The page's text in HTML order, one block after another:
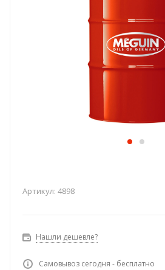
Артикул: 4898
Нашли дешевле?
Самовывоз сегодня - бесплатно